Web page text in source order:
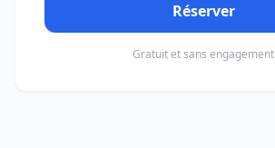
Réserver
Gratuit et sans engagement